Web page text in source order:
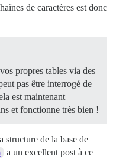
de caractères est donc
propres tables via des
pas être interrogé de
est maintenant
et fonctionne très bien !
de la base de
a un excellent post à ce